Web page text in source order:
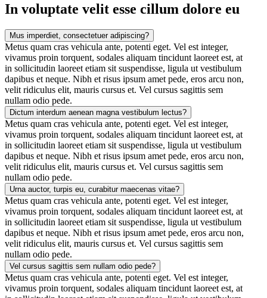
In voluptate velit esse cillum dolore eu
Mus imperdiet, consectetuer adipiscing?
Metus quam cras vehicula ante, potenti eget. Vel est integer,
vivamus proin torquent, sodales aliquam tincidunt laoreet est, at
in sollicitudin laoreet etiam sit suspendisse, ligula ut vestibulum
dapibus et neque. Nibh et risus ipsum amet pede, eros arcu non,
velit ridiculus elit, mauris cursus et. Vel cursus sagittis sem
nullam odio pede.
Dictum interdum aenean magna vestibulum lectus?
Metus quam cras vehicula ante, potenti eget. Vel est integer,
vivamus proin torquent, sodales aliquam tincidunt laoreet est, at
in sollicitudin laoreet etiam sit suspendisse, ligula ut vestibulum
dapibus et neque. Nibh et risus ipsum amet pede, eros arcu non,
velit ridiculus elit, mauris cursus et. Vel cursus sagittis sem
nullam odio pede.
Urna auctor, turpis eu, curabitur maecenas vitae?
Metus quam cras vehicula ante, potenti eget. Vel est integer,
vivamus proin torquent, sodales aliquam tincidunt laoreet est, at
in sollicitudin laoreet etiam sit suspendisse, ligula ut vestibulum
dapibus et neque. Nibh et risus ipsum amet pede, eros arcu non,
velit ridiculus elit, mauris cursus et. Vel cursus sagittis sem
nullam odio pede.
Vel cursus sagittis sem nullam odio pede?
Metus quam cras vehicula ante, potenti eget. Vel est integer,
vivamus proin torquent, sodales aliquam tincidunt laoreet est, at